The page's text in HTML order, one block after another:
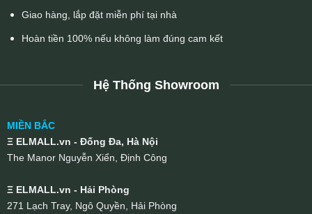
Giao hàng, lắp đặt miễn phí tại nhà
Hoàn tiền 100% nếu không làm đúng cam kết
Hệ Thống Showroom
MIỀN BẮC
Ξ ELMALL.vn - Đống Đa, Hà Nội
The Manor Nguyễn Xiển, Định Công
Ξ ELMALL.vn - Hải Phòng
271 Lạch Tray, Ngô Quyền, Hải Phòng